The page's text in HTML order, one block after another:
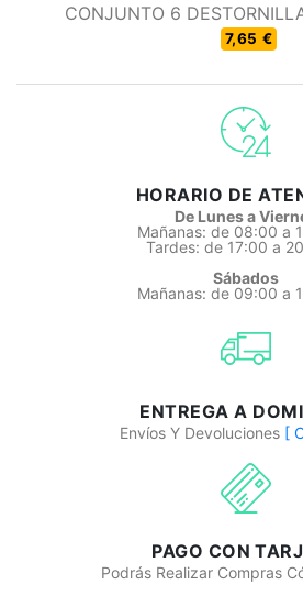
CONJUNTO 6
7,65 €
HORARIO DE
De Lunes a
Mañanas: de 08:00 a
Tardes: de 17:00 a
Sábados
Mañanas: de 09:00 a
ENTREGA A
Envíos Y Devoluciones [
PAGO CON
Podrás Realizar Compras